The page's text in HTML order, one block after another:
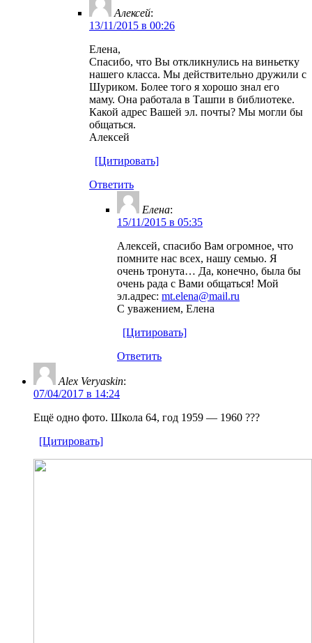
Алексей:
13/11/2015 в 00:26
Елена,
Спасибо, что Вы откликнулись на виньетку
нашего класса. Мы действительно дружили с
Шуриком. Более того я хорошо знал его
маму. Она работала в Ташпи в библиотеке.
Какой адрес Вашей эл. почты? Мы могли бы
общаться.
Алексей
[Цитировать]
Ответить
Елена:
15/11/2015 в 05:35
Алексей, спасибо Вам огромное, что
помните нас всех, нашу семью. Я
очень тронута… Да, конечно, была бы
очень рада с Вами общаться! Мой
эл.адрес: mt.elena@mail.ru
С уважением, Елена
[Цитировать]
Ответить
Alex Veryaskin:
07/04/2017 в 14:24
Ещё одно фото. Школа 64, год 1959 — 1960 ???
[Цитировать]